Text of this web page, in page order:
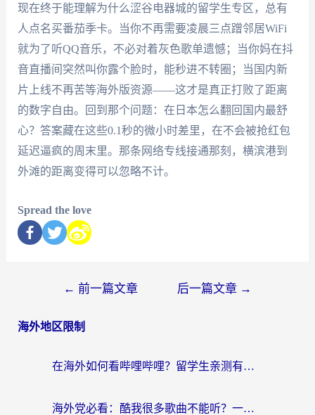
现在终于能理解为什么涩谷电器城的留学生专区，总有
人点名买番茄季卡。当你不再需要凌晨三点蹭邻居WiFi
就为了听QQ音乐，不必对着灰色歌单遗憾；当你妈在抖
音直播间突然叫你露个脸时，能秒进不转圈；当国内新
片上线不再苦等海外版资源——这才是真正打败了距离
的数字自由。回到那个问题：在日本怎么翻回国内最舒
心？答案藏在这些0.1秒的微小时差里，在不会被抢红包
延迟逼疯的周末里。那条网络专线接通那刻，横滨港到
外滩的距离变得可以忽略不计。
Spread the love
← 前一篇文章 后一篇文章 →
海外地区限制
在海外如何看哔哩哔哩？留学生亲测有效的回国加速指南
海外党必看：酷我很多歌曲不能听？一招解决优酷版权限制+B站地域问题！